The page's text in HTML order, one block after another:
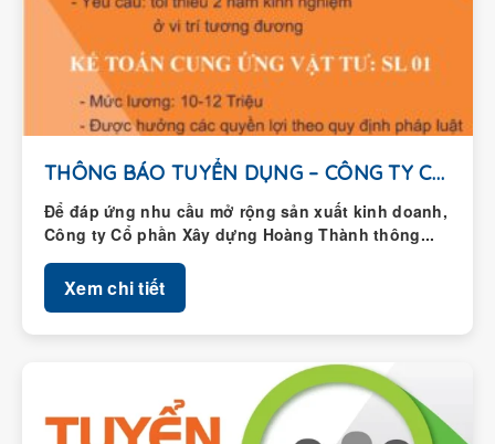
THÔNG BÁO TUYỂN DỤNG – CÔNG TY CỔ...
Để đáp ứng nhu cầu mở rộng sản xuất kinh doanh,
Công ty Cổ phần Xây dựng Hoàng Thành thông...
Xem chi tiết